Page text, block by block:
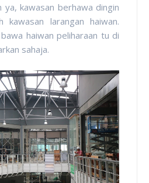
ya, kawasan berhawa dingin
larangan haiwan.
haiwan peliharaan tu di
sahaja.